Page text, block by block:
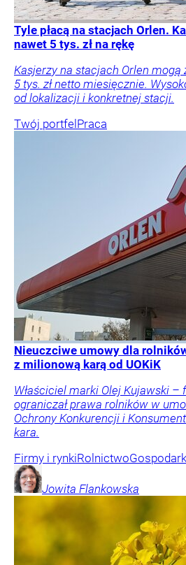
Tyle płacą na stacjach Orlen.
nawet 5 tys. zł na rękę
Kasjerzy na stacjach Orlen mogą
5 tys. zł netto miesięcznie.
od lokalizacji i konkretnej stacji.
Twój portfelPraca
Nieuczciwe umowy dla
z milionową karą od UOKiK
Właściciel marki Olej Kujawski –
ograniczał prawa rolników w
Ochrony Konkurencji i
kara.
Firmy i rynkiRolnictwo
Jowita Flankowska